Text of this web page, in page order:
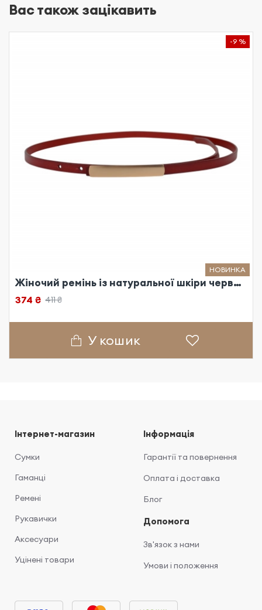
Вас також зацікавить
НОВИНКА
-9 %
Жіночий ремінь із натуральної шкіри червоний
374 ₴ 411 ₴
У кошик
Інтернет-магазин
Сумки
Гаманці
Ремені
Рукавички
Аксесуари
Уцінені товари
Інформація
Гарантії та повернення
Оплата і доставка
Блог
Допомога
Зв'язок з нами
Умови і положення